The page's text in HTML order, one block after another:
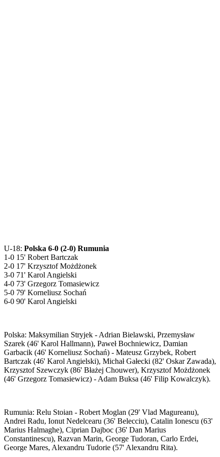
U-18: Polska 6-0 (2-0) Rumunia
1-0 15' Robert Bartczak
2-0 17' Krzysztof Możdżonek
3-0 71' Karol Angielski
4-0 73' Grzegorz Tomasiewicz
5-0 79' Korneliusz Sochań
6-0 90' Karol Angielski
Polska: Maksymilian Stryjek - Adrian Bielawski, Przemysław
Szarek (46' Karol Hallmann), Paweł Bochniewicz, Damian
Garbacik (46' Korneliusz Sochań) - Mateusz Grzybek, Robert
Bartczak (46' Karol Angielski), Michał Gałecki (82' Oskar Zawada),
Krzysztof Szewczyk (86' Błażej Chouwer), Krzysztof Możdżonek
(46' Grzegorz Tomasiewicz) - Adam Buksa (46' Filip Kowalczyk).
Rumunia: Relu Stoian - Robert Moglan (29' Vlad Magureanu),
Andrei Radu, Ionut Nedelcearu (36' Belecciu), Catalin Ionescu (63'
Marius Halmaghe), Ciprian Dajboc (36' Dan Marius
Constantinescu), Razvan Marin, George Tudoran, Carlo Erdei,
George Mares, Alexandru Tudorie (57' Alexandru Rita).